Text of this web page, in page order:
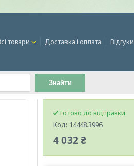
товари Доставка і оплата Відгуки
Знайти
Готово до відправки
Код: 14448.3996
4 032 ₴